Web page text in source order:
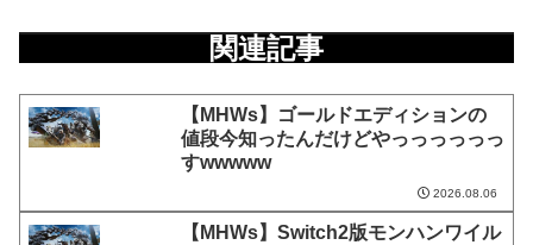
関連記事
【MHWs】ゴールドエディションの
値段今知ったんだけどやっっっっっっ
すwwwww
2026.08.06
【MHWs】Switch2版モンハンワイル